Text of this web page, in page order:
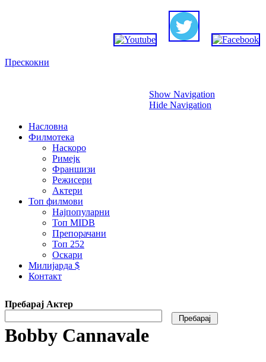
Прескокни
Show Navigation
Hide Navigation
Насловна
Филмотека
Наскоро
Римејк
Франшизи
Режисери
Актери
Топ филмови
Најпопуларни
Топ MIDB
Препорачани
Топ 252
Оскари
Милијарда $
Контакт
Пребарај Актер
Bobby Cannavale